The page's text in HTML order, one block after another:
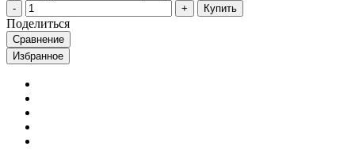
Купить
Поделиться
Сравнение
Избранное